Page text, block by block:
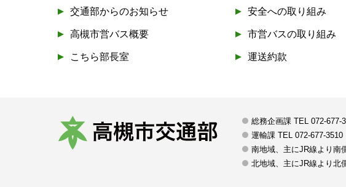
交通部からのお知らせ
高槻市営バス概要
こちら部長室
安全への取り組み
市営バスの取り組み
運送約款
高
総務企画課TEL 072-
運輸課TEL 072-677-
南地域、主にJR線より
北地域、主にJR線より